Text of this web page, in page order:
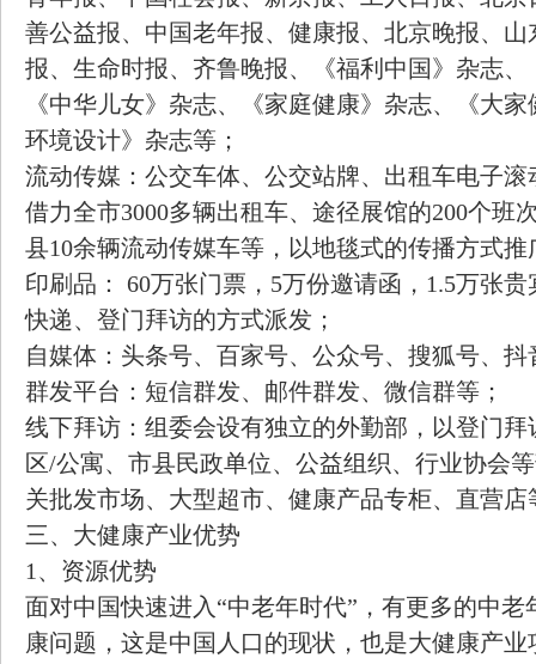
善公益报、中国老年报、健康报、北京晚报、
报、生命时报、齐鲁晚报、《福利中国》杂志
《中华儿女》杂志、《家庭健康》杂志、《大
环境设计》杂志等；
流动传媒：公交车体、公交站牌、出租车电子
借力全市3000多辆出租车、途径展馆的200个班
县10余辆流动传媒车等，以地毯式的传播方式推
印刷品： 60万张门票，5万份邀请函，1.5万张
快递、登门拜访的方式派发；
自媒体：头条号、百家号、公众号、搜狐号、抖
群发平台：短信群发、邮件群发、微信群等；
线下拜访：组委会设有独立的外勤部，以登门
区/公寓、市县民政单位、公益组织、行业协会
关批发市场、大型超市、健康产品专柜、直营店
三、大健康产业优势
1、资源优势
面对中国快速进入“中老年时代”，有更多的中
康问题，这是中国人口的现状，也是大健康产